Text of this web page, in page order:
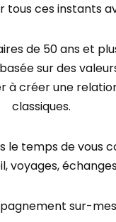
tous ces instants
de 50 ans et
sur des
à créer une
classiques.
le temps de
voyages,
sur-